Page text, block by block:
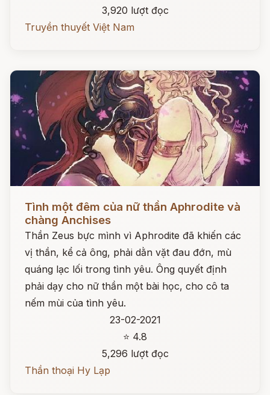
3,920 lượt đọc
Truyền thuyết Việt Nam
Tình một đêm của nữ thần Aphrodite và
chàng Anchises
Thần Zeus bực mình vì Aphrodite đã khiến các
vị thần, kể cả ông, phải dằn vặt đau đớn, mù
quáng lạc lối trong tình yêu. Ông quyết định
phải dạy cho nữ thần một bài học, cho cô ta
nếm mùi của tình yêu.
23-02-2021
⭐ 4.8
5,296 lượt đọc
Thần thoại Hy Lạp